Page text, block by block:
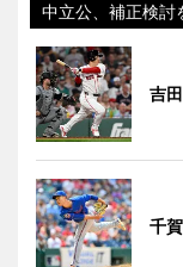
中立公、補正検討
吉
千